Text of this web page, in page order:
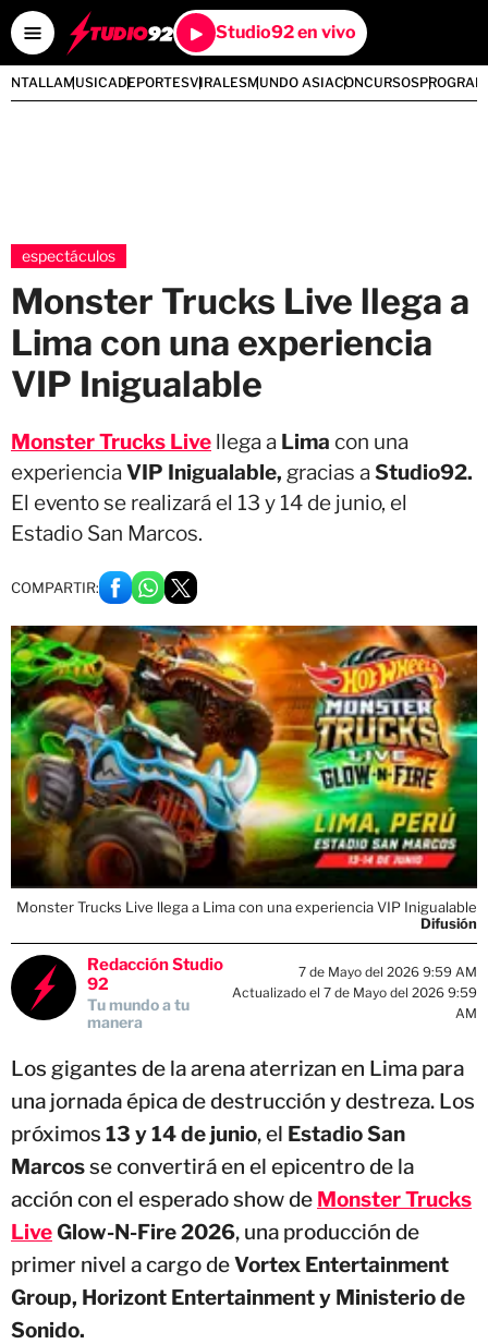
Studio92 en vivo
MUSICADEPORTESVIRALESMUNDO ASIACONCURSOS
espectáculos
Monster Trucks Live llega a
Lima con una experiencia
VIP Inigualable
Monster Trucks Live llega a Lima con una
experiencia VIP Inigualable, gracias a Studio92.
El evento se realizará el 13 y 14 de junio, el
Estadio San Marcos.
COMPARTIR:
Monster Trucks Live llega a Lima con una experiencia VIP Inigualable
Difusión
Redacción Studio
92
Tu mundo a tu
manera
7 de Mayo del 2026 9:59 AM
Actualizado el 7 de Mayo del 2026 9:59
AM
Los gigantes de la arena aterrizan en Lima para
una jornada épica de destrucción y destreza. Los
próximos 13 y 14 de junio, el Estadio San
Marcosse convertirá en el epicentro de la
acción con el esperado show de Monster Trucks
LiveGlow-N-Fire 2026, una producción de
primer nivel a cargo deVortex Entertainment
Group, Horizont Entertainment y Ministerio de
Sonido.